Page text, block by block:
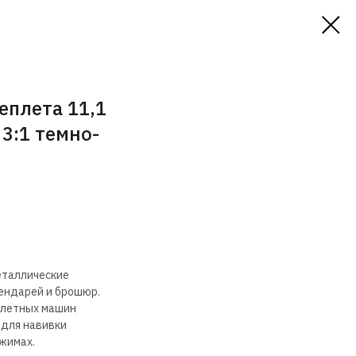
11,1
темно-
и брошюр.
машин
навивки